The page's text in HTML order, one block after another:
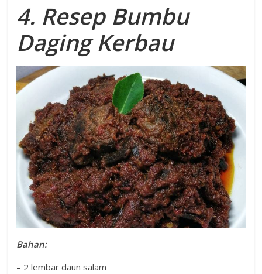
4. Resep Bumbu
Daging Kerbau
Bahan:
– 2 lembar daun salam